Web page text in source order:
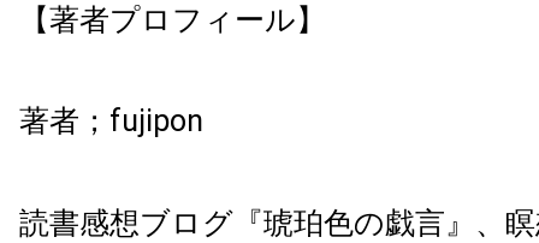
【著者プロフィール】
著者； fujipon
読書感想ブログ『琥珀色の戯言』、